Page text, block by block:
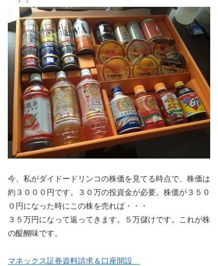
今、私がダイドードリンコの株価を見てる時点で、株価は
約３０００円です。３０万の投資金が必要。株価が３５０
０円になった時にこの株を売れば・・・
３５万円になって返ってきます。５万儲けです。これが株
の醍醐味です。
マネックス証券資料請求＆口座開設